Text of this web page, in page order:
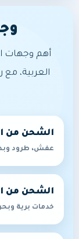
أهم وجهات
العربية،
الشحن من
عفش، طرود
الشحن من
خدمات برية